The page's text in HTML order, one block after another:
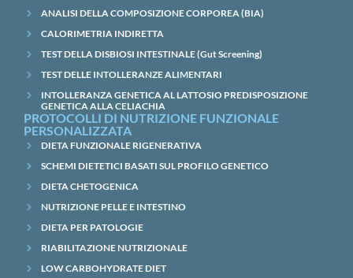
ANALISI DELLA COMPOSIZIONE CORPOREA (BIA)
CALORIMETRIA INDIRETTA
TEST DELLA DISBIOSI INTESTINALE (Gut Screening)
TEST DELLE INTOLLERANZE ALIMENTARI
INTOLLERANZA GENETICA AL LATTOSIO PREDISPOSIZIONE
GENETICA ALLA CELIACHIA
PROTOCOLLI DI NUTRIZIONE FUNZIONALE
PERSONALIZZATA
DIETA FUNZIONALE RIGENERATIVA
SCHEMI DIETETICI BASATI SUL PROFILO GENETICO
DIETA CHETOGENICA
NUTRIZIONE PELLE E INTESTINO
DIETA PER PATOLOGIE
RIABILITAZIONE NUTRIZIONALE
LOW CARBOHYDRATE DIET